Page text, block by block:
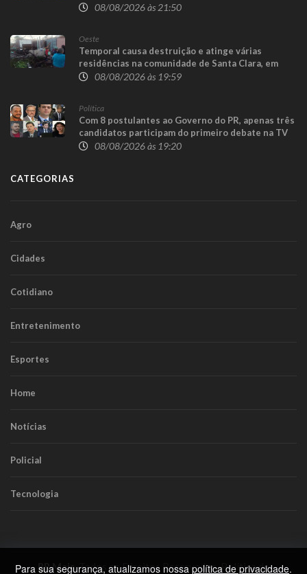
08/08/2026 às 21:50
Oeste
Temporal causa destruição e atinge várias
residências na comunidade de Santa Clara, em
Candói08/08/2026 às 19:59
Política
Com 8 postulantes ao Governo do PR, apenas três
candidatos participam do primeiro debate na TV
08/08/2026 às 19:20
CATEGORIAS
Agro
Cidades
Cotidiano
Entretenimento
Esportes
Home
Notícias
Policial
Tecnologia
RR Mais. Todos os Direitos Reservados.Política de
Para sua segurança, atualizamos nossa política de privacidade.